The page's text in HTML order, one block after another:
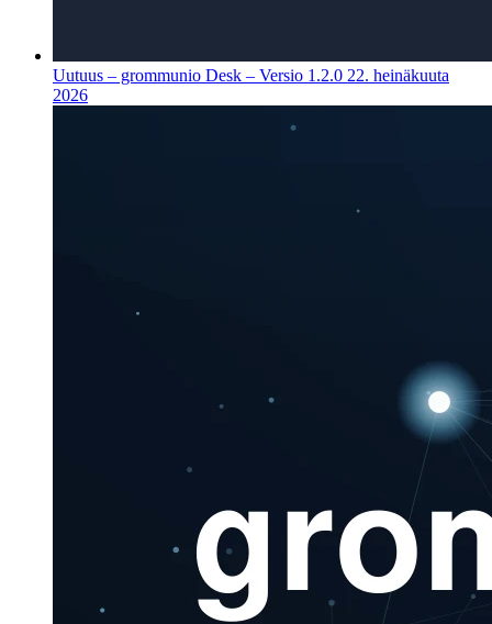
Uutuus – grommunio Desk – Versio 1.2.0 22. heinäkuuta
2026